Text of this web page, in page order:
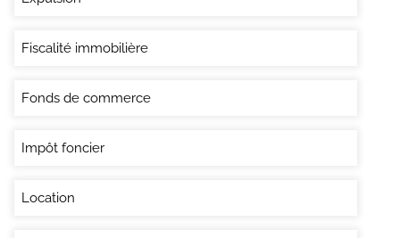
Fiscalité immobilière
Fonds de commerce
Impôt foncier
Location